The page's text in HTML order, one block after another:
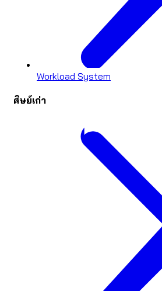
Workload System
ศิษย์เก่า